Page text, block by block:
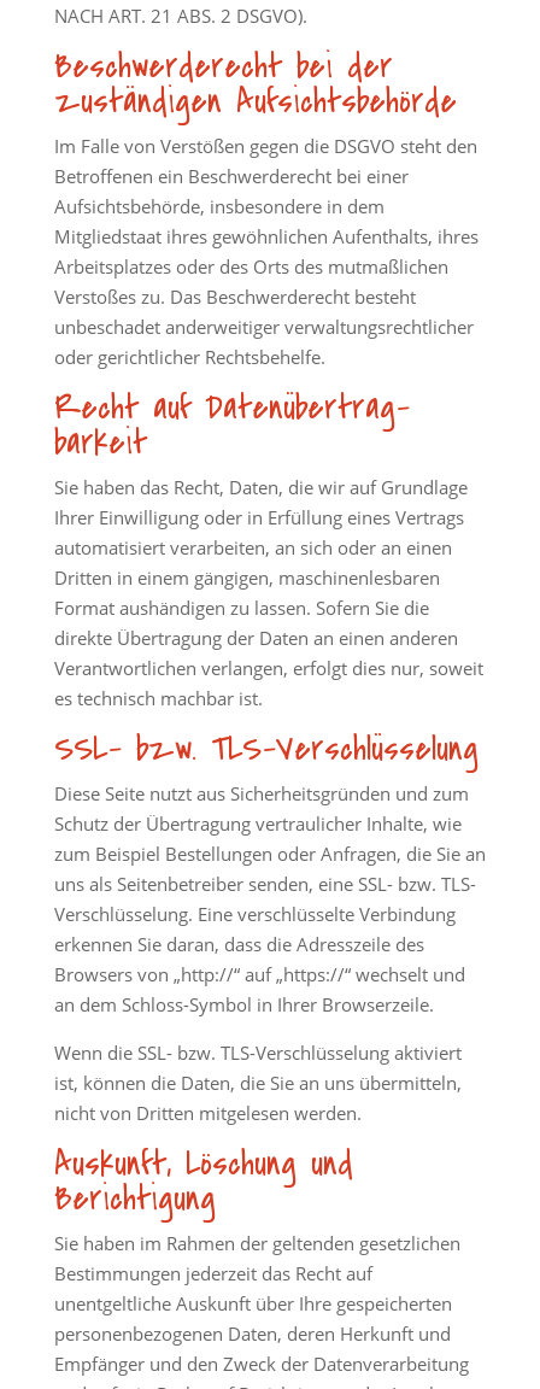
NACH ART. 21 ABS. 2 DSGVO).
Beschwerde­recht bei der
zuständigen Aufsichts­behörde
Im Falle von Verstößen gegen die DSGVO steht den
Betroffenen ein Beschwerderecht bei einer
Aufsichtsbehörde, insbesondere in dem
Mitgliedstaat ihres gewöhnlichen Aufenthalts, ihres
Arbeitsplatzes oder des Orts des mutmaßlichen
Verstoßes zu. Das Beschwerderecht besteht
unbeschadet anderweitiger verwaltungsrechtlicher
oder gerichtlicher Rechtsbehelfe.
Recht auf Daten­übertrag­
barkeit
Sie haben das Recht, Daten, die wir auf Grundlage
Ihrer Einwilligung oder in Erfüllung eines Vertrags
automatisiert verarbeiten, an sich oder an einen
Dritten in einem gängigen, maschinenlesbaren
Format aushändigen zu lassen. Sofern Sie die
direkte Übertragung der Daten an einen anderen
Verantwortlichen verlangen, erfolgt dies nur, soweit
es technisch machbar ist.
SSL- bzw. TLS-Verschlüsselung
Diese Seite nutzt aus Sicherheitsgründen und zum
Schutz der Übertragung vertraulicher Inhalte, wie
zum Beispiel Bestellungen oder Anfragen, die Sie an
uns als Seitenbetreiber senden, eine SSL- bzw. TLS-
Verschlüsselung. Eine verschlüsselte Verbindung
erkennen Sie daran, dass die Adresszeile des
Browsers von „http://“ auf „https://“ wechselt und
an dem Schloss-Symbol in Ihrer Browserzeile.
Wenn die SSL- bzw. TLS-Verschlüsselung aktiviert
ist, können die Daten, die Sie an uns übermitteln,
nicht von Dritten mitgelesen werden.
Auskunft, Löschung und
Berichtigung
Sie haben im Rahmen der geltenden gesetzlichen
Bestimmungen jederzeit das Recht auf
unentgeltliche Auskunft über Ihre gespeicherten
personenbezogenen Daten, deren Herkunft und
Empfänger und den Zweck der Datenverarbeitung